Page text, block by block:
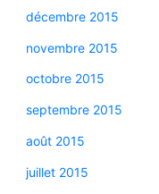
décembre 2015
novembre 2015
octobre 2015
septembre 2015
août 2015
juillet 2015